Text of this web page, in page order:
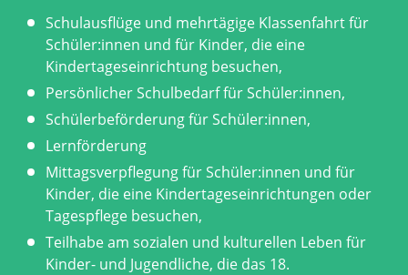
Schulausflüge und mehrtägige Klassenfahrt für
Schüler:innen und für Kinder, die eine
Kindertageseinrichtung besuchen,
Persönlicher Schulbedarf für Schüler:innen,
Schülerbeförderung für Schüler:innen,
Lernförderung
Mittagsverpflegung für Schüler:innen und für
Kinder, die eine Kindertageseinrichtungen oder
Tagespflege besuchen,
Teilhabe am sozialen und kulturellen Leben für
Kinder- und Jugendliche, die das 18.